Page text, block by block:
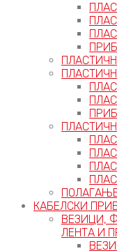
КАБЕЛСКИ
ВЕЗИЦИ,
ЛЕНТА И